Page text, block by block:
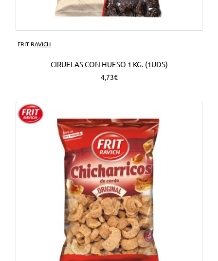
FRIT RAVICH
CIRUELAS CON HUESO 1 KG. (1UDS)
4,73€